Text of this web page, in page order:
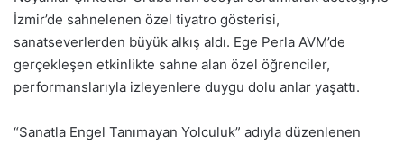
İzmir’de sahnelenen özel tiyatro gösterisi,
sanatseverlerden büyük alkış aldı. Ege Perla AVM’de
gerçekleşen etkinlikte sahne alan özel öğrenciler,
performanslarıyla izleyenlere duygu dolu anlar yaşattı.
“Sanatla Engel Tanımayan Yolculuk” adıyla düzenlenen